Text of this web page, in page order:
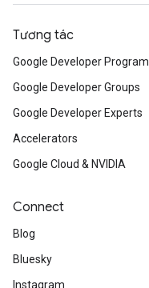
Tương tác
Google Developer Program
Google Developer Groups
Google Developer Experts
Accelerators
Google Cloud & NVIDIA
Connect
Blog
Bluesky
Instagram